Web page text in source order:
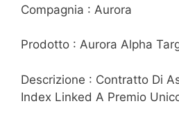
Compagnia : Aurora
Prodotto : Aurora Alpha
Descrizione : Contratto Di
Index Linked A Premio